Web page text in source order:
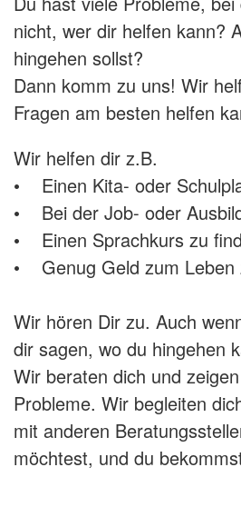
nicht, wer dir helfen kann?
hingehen sollst?
Dann komm zu uns! Wir
Fragen am besten helfen
Wir helfen dir z.B.
• Einen Kita- oder
• Bei der Job- oder
• Einen Sprachkurs zu
• Genug Geld zum Leben
Wir hören Dir zu. Auch
dir sagen, wo du hingehen
Wir beraten dich und
Probleme. Wir begleiten
mit anderen
möchtest, und du